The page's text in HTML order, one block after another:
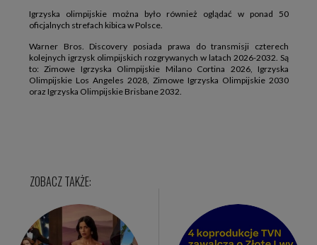
Igrzyska olimpijskie można było również oglądać w ponad 50
oficjalnych strefach kibica w Polsce.
Warner Bros. Discovery posiada prawa do transmisji czterech
kolejnych igrzysk olimpijskich rozgrywanych w latach 2026-2032. Są
to: Zimowe Igrzyska Olimpijskie Milano Cortina 2026, Igrzyska
Olimpijskie Los Angeles 2028, Zimowe Igrzyska Olimpijskie 2030
oraz Igrzyska Olimpijskie Brisbane 2032.